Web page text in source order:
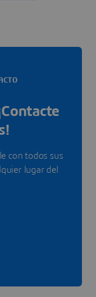
con todos sus
lugar del